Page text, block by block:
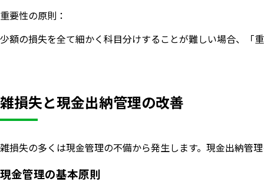
重要性の原則：
少額の損失を全て細かく科目分けすることが難しい場合、「
雑損失と現金出納管理の改善
雑損失の多くは現金管理の不備から発生します。現金出納管
現金管理の基本原則